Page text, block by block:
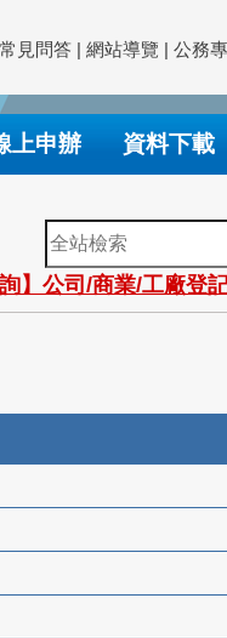
常見問答 | 網站導覽 | 公務
上申辦 資料下載
全
站
檢
索
詢】公司/商業/工廠登